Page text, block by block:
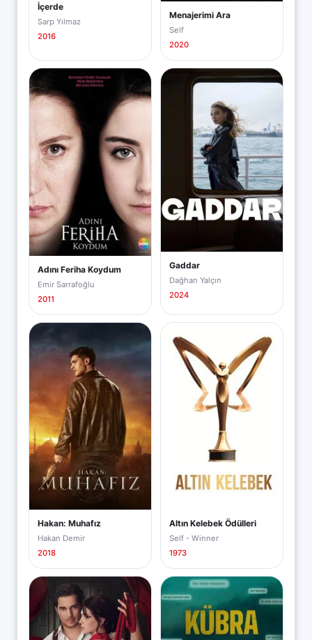
İçerde
Sarp Yılmaz
2016
Menajerimi Ara
Self
2020
Adını Feriha Koydum
Emir Sarrafoğlu
2011
Gaddar
Dağhan Yalçın
2024
Hakan: Muhafız
Hakan Demir
2018
Altın Kelebek Ödülleri
Self - Winner
1973